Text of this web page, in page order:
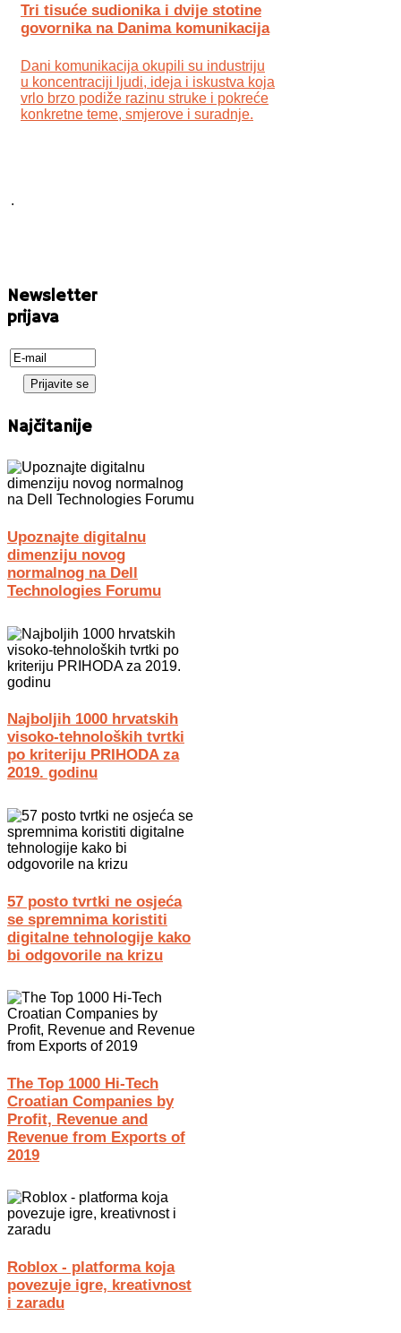
Tri tisuće sudionika i dvije stotine
govornika na Danima komunikacija
Dani komunikacija okupili su industriju
u koncentraciji ljudi, ideja i iskustva koja
vrlo brzo podiže razinu struke i pokreće
konkretne teme, smjerove i suradnje.
.
Newsletter
prijava
Najčitanije
Upoznajte digitalnu
dimenziju novog
normalnog na Dell
Technologies Forumu
Najboljih 1000 hrvatskih
visoko-tehnoloških tvrtki
po kriteriju PRIHODA za
2019. godinu
57 posto tvrtki ne osjeća
se spremnima koristiti
digitalne tehnologije kako
bi odgovorile na krizu
The Top 1000 Hi-Tech
Croatian Companies by
Profit, Revenue and
Revenue from Exports of
2019
Roblox - platforma koja
povezuje igre, kreativnost
i zaradu